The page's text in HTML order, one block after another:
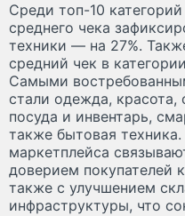
Среди топ-10
среднего чека
техники — на 27%.
средний чек в
Самыми
стали одежда, красота,
посуда и инвентарь,
также бытовая
маркетплейса
доверием покупателей
также с улучшением
инфраструктуры, что